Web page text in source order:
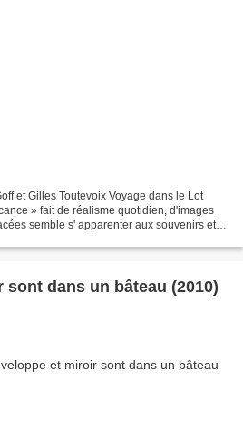
et Gilles Toutevoix Voyage dans le Lot
» fait de réalisme quotidien, d'images
semble s' apparenter aux souvenirs et
dans un bâteau (2010)